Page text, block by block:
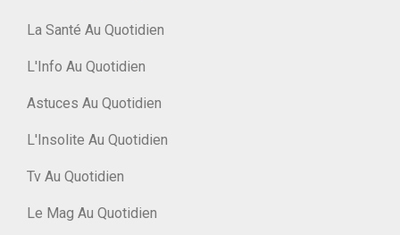
La Santé Au Quotidien
L'Info Au Quotidien
Astuces Au Quotidien
L'Insolite Au Quotidien
Tv Au Quotidien
Le Mag Au Quotidien